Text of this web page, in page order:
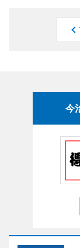
今